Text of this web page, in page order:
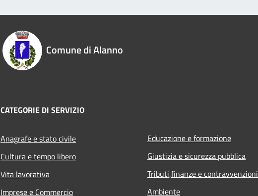
Comune di Alanno
CATEGORIE DI SERVIZIO
Anagrafe e stato civile
Cultura e tempo libero
Vita lavorativa
Imprese e Commercio
Educazione e formazione
Giustizia e sicurezza pubblica
Tributi,finanze e contravvenzioni
Ambiente